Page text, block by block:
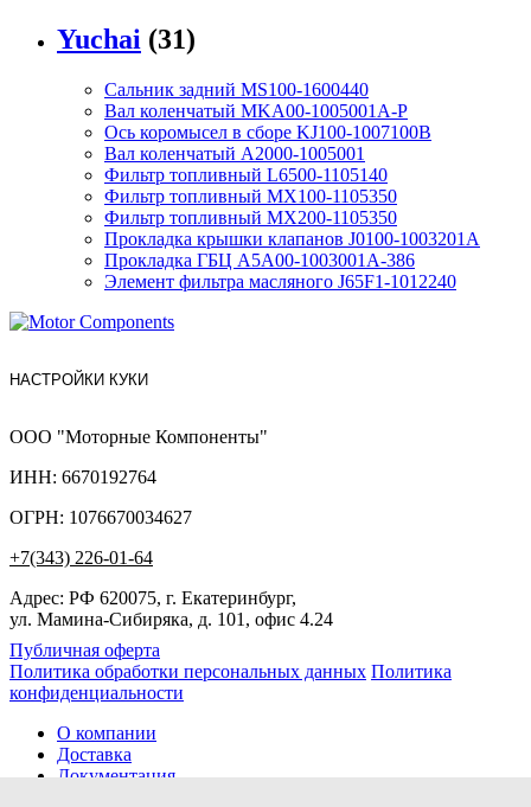
Yuchai (31)
Сальник задний MS100-1600440
Вал коленчатый MKA00-1005001A-P
Ось коромысел в сборе KJ100-1007100B
Вал коленчатый A2000-1005001
Фильтр топливный L6500-1105140
Фильтр топливный MX100-1105350
Фильтр топливный MX200-1105350
Прокладка крышки клапанов J0100-1003201A
Прокладка ГБЦ A5A00-1003001A-386
Элемент фильтра масляного J65F1-1012240
НАСТРОЙКИ КУКИ
ООО "Моторные Компоненты"
ИНН: 6670192764
ОГРН: 1076670034627
+7(343) 226-01-64
Адрес: РФ 620075, г. Екатеринбург,
ул. Мамина-Сибиряка, д. 101, офис 4.24
Публичная оферта
Политика обработки персональных данных Политика
конфиденциальности
О компании
Доставка
Документация